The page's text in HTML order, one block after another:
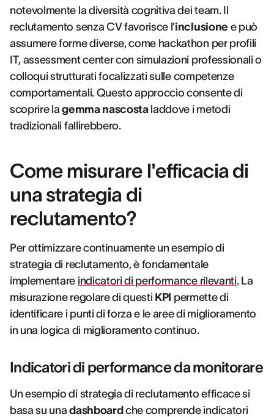
notevolmente la diversità cognitiva dei team. Il
reclutamento senza CV favorisce l'inclusione e può
assumere forme diverse, come hackathon per profili
IT, assessment center con simulazioni professionali o
colloqui strutturati focalizzati sulle competenze
comportamentali. Questo approccio consente di
scoprire lagemma nascostaladdove i metodi
tradizionali fallirebbero.
Come misurare l'efficacia di
una strategia di
reclutamento?
Per ottimizzare continuamente un esempio di
strategia di reclutamento, è fondamentale
implementare indicatori di performance rilevanti. La
misurazione regolare di questi KPI permette di
identificare i punti di forza e le aree di miglioramento
in una logica di miglioramento continuo.
Indicatori di performance da monitorare
Un esempio di strategia di reclutamento efficace si
basa su unadashboard che comprende indicatori